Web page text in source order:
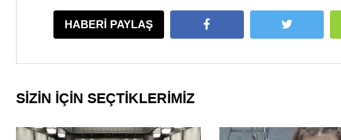
HABERİ PAYLAŞ
SİZİN İÇİN SEÇTİKLERİMİZ